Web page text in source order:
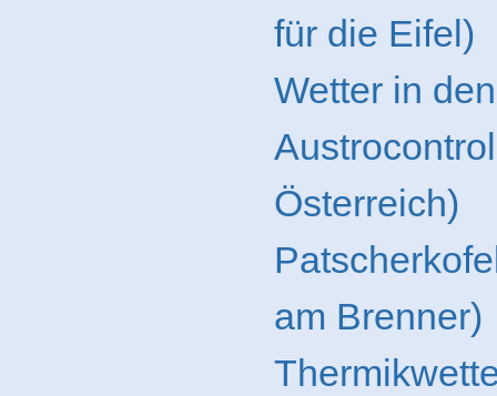
für die Eifel)
Wetter in
Österreich)
am Brenner)